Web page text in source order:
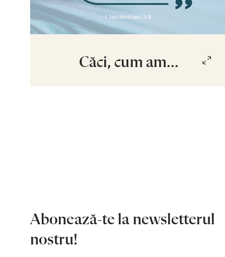
Căci, cum am...
Abonează-te la newsletterul
nostru!